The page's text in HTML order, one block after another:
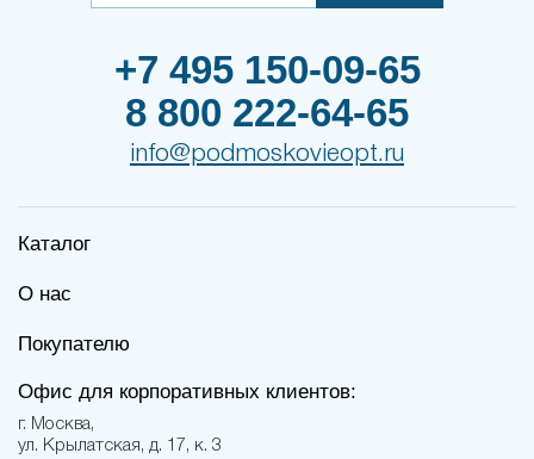
+7 495 150-09-65
8 800 222-64-65
info@podmoskovieopt.ru
Каталог
О нас
Покупателю
Офис для корпоративных клиентов:
г. Москва,
ул. Крылатская, д. 17, к. 3